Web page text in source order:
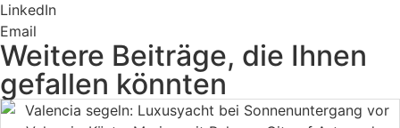
LinkedIn
Email
Weitere Beiträge, die Ihnen
gefallen könnten